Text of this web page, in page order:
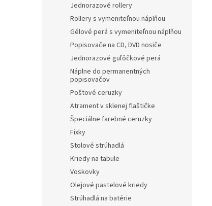
Jednorazové rollery
Rollery s vymeniteľnou náplňou
Gélové perá s vymeniteľnou náplňou
Popisovače na CD, DVD nosiče
Jednorazové guľôčkové perá
Náplne do permanentných
popisovačov
Poštové ceruzky
Atrament v sklenej flaštičke
Špeciálne farebné ceruzky
Fixky
Stolové strúhadlá
Kriedy na tabule
Voskovky
Olejové pastelové kriedy
Strúhadlá na batérie